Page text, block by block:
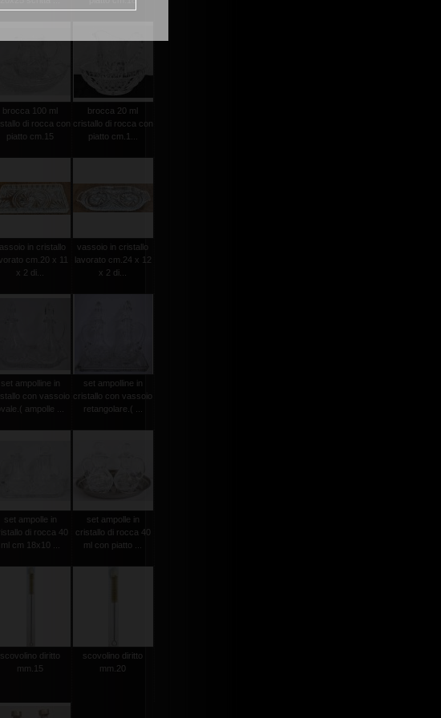
brocca 100 ml
di rocca con
piatto cm.15
brocca 20 ml
cristallo di rocca con
piatto cm.1...
in cristallo
cm.20 x 11
x 2 di...
vassoio in cristallo
lavorato cm.24 x 12
x 2 di...
set ampolline in
con vassoio
ampolle ...
set ampolline in
cristallo con vassoio
retangolare.( ...
set ampolle in
di rocca 40
ml cm 18x10 ...
set ampolle in
cristallo di rocca 40
ml con piatto ...
scovolino diritto
mm.15
scovolino diritto
mm.20